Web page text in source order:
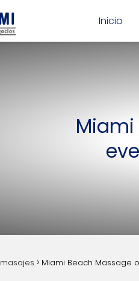
Inicio
masajes Miami Beach Massage